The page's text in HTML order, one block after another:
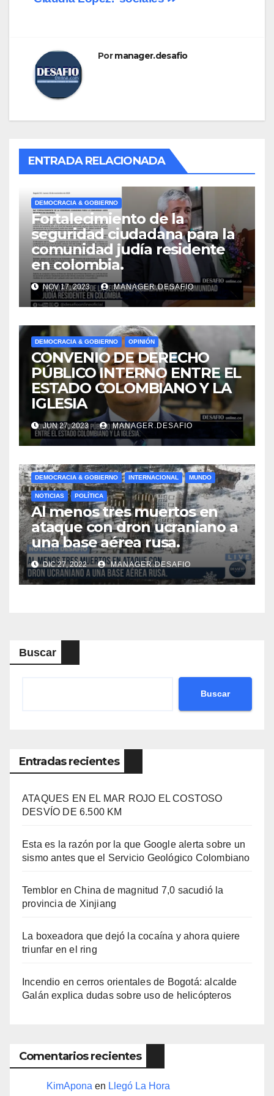
Pormanager.desafio
ENTRADA RELACIONADA
DEMOCRACIA & GOBIERNO
Fortalecimiento de la
seguridad ciudadana para la
comunidad judía residente
en colombia.
NOV 17, 2023 MANAGER.DESAFIO
DEMOCRACIA & GOBIERNO OPINIÓN
CONVENIO DE DERECHO
PÚBLICO INTERNO ENTRE EL
ESTADO COLOMBIANO Y LA
IGLESIA
JUN 27, 2023 MANAGER.DESAFIO
DEMOCRACIA & GOBIERNO INTERNACIONAL MUNDO
NOTICIAS POLÍTICA
Al menos tres muertos en
ataque con dron ucraniano a
una base aérea rusa.
DIC 27, 2022 MANAGER.DESAFIO
Buscar
Buscar
Entradas recientes
ATAQUES EN EL MAR ROJO EL COSTOSO
DESVÍO DE 6.500 KM
Esta es la razón por la que Google alerta sobre un
sismo antes que el Servicio Geológico Colombiano
Temblor en China de magnitud 7,0 sacudió la
provincia de Xinjiang
La boxeadora que dejó la cocaína y ahora quiere
triunfar en el ring​
Incendio en cerros orientales de Bogotá: alcalde
Galán explica dudas sobre uso de helicópteros
Comentarios recientes
KimApona en Llegó La Hora